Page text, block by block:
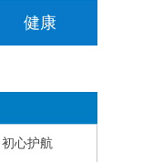
健康
心护航